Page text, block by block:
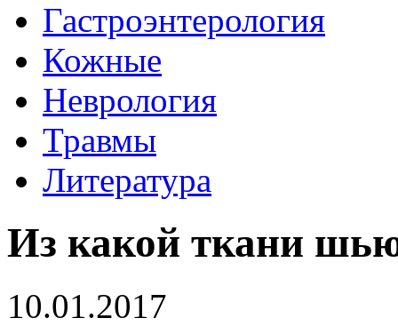
Гастроэнтерология
Кожные
Неврология
Травмы
Литература
Из какой ткани
10.01.2017